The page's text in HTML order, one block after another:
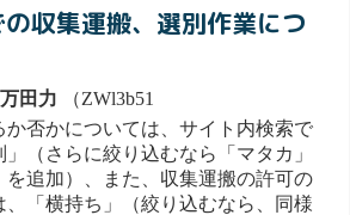
収集運搬、選別作業につ
万田力 （ZWl3b51
か否かについては、サイト内検索で
」（さらに絞り込むなら「マタカ」
を追加）、また、収集運搬の許可の
「横持ち」（絞り込むなら、同様